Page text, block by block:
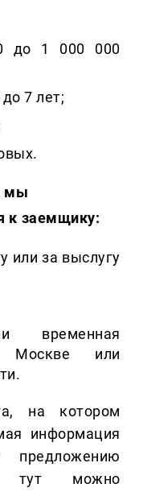
до 1 000 000
7 лет;
мы
к заемщику:
или за выслугу
временная
Москве или
на котором
информация
предложению
можно